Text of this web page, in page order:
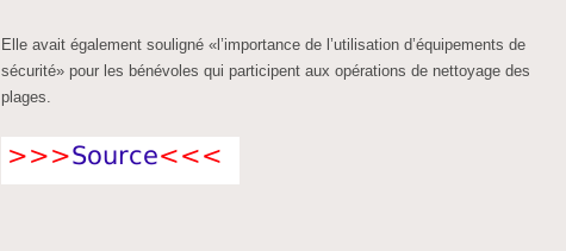
Elle avait également souligné «l’importance de l’utilisation d’équipements de
sécurité» pour les bénévoles qui participent aux opérations de nettoyage des
plages.